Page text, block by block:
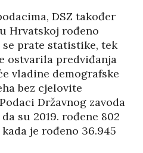
DSZ također
Hrvatskoj rođeno
prate statistike, tek
ostvarila predviđanja
vladine demografske
bez cjelovite
Državnog zavoda
su 2019. rođene 802
kada je rođeno 36.945